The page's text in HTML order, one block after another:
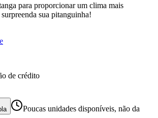
para proporcionar um clima mais
sua pitanguinha!
de crédito
Poucas unidades disponíveis, não da